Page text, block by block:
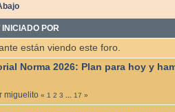
INICIADO POR
están viendo este foro.
Norma 2026: Plan para hoy y
miguelito « 1 2 3 ... 17 »